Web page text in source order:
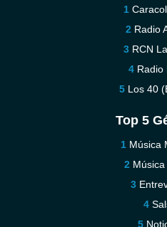
Radio
RCN
Radio
Los 40
Top 5
Música